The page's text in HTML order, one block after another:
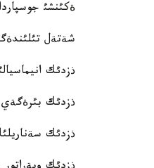
ةكئنشئ
شةتةل
ذزدئك
ذزدئك
ذزدئك